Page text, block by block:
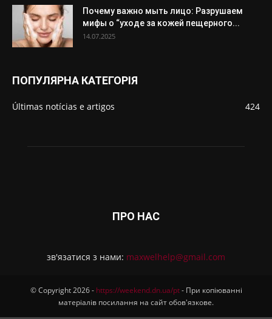
Почему важно мыть лицо: Разрушаем
мифы о “уходе за кожей пещерного...
14.07.2025
ПОПУЛЯРНА КАТЕГОРІЯ
Últimas notícias e artigos 424
ПРО НАС
зв'язатися з нами: maxwelhelp@gmail.com
© Copyright 2026 - https://weekend.dn.ua/pt- При копіюванні
матеріалів посилання на сайт обов'язкове.